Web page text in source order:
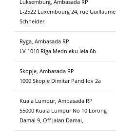
Luksemburg, Ambasada RP
L-2522 Luxembourg 24, rue Guillaume
Schneider
Ryga, Ambasada RP
LV 1010 Rīga Mednieku iela 6b
Skopje, Ambasada RP
1000 Skopje Dimitar Pandilov 2a
Kuala Lumpur, Ambasada RP
55000 Kuala Lumpur No 10 Lorong
Damai 9, Off Jalan Damai,